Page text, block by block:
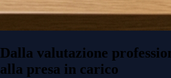
Dalla valutazione
alla presa in carico